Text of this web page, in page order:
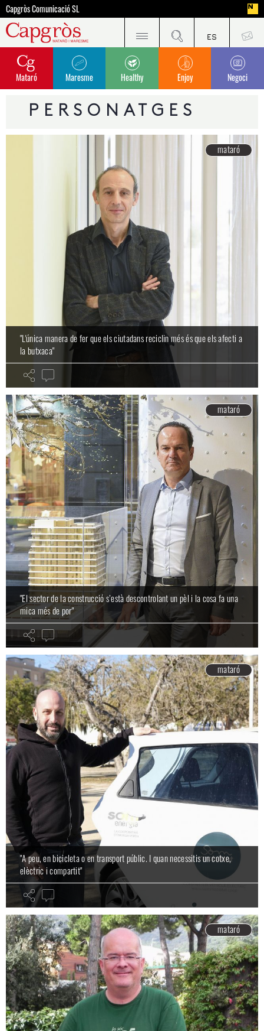
Capgròs Comunicació SL
Mataró Maresme Healthy Enjoy Negoci
PERSONATGES
mataró
"L'única manera de fer que els ciutadans reciclin més és que els afecti a
la butxaca"
mataró
"El sector de la construcció s’està descontrolant un pèl i la cosa fa una
mica més de por"
mataró
"A peu, en bicicleta o en transport públic. I quan necessitis un cotxe,
elèctric i compartit"
mataró